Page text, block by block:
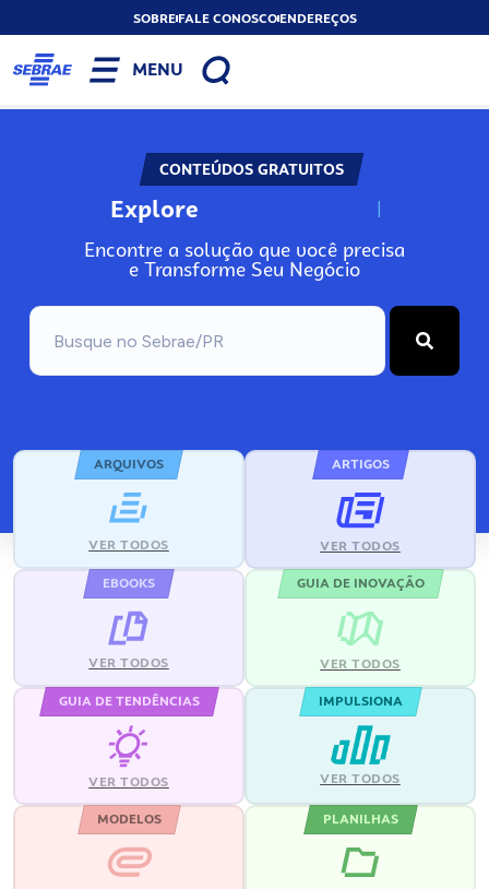
SOBREFALE CONOSCOENDEREÇOS
MENU
CONTEÚDOS GRATUITOS
Explore N
Encontre a solução que você precisa
e Transforme Seu Negócio
ARQUIVOS
VER TODOS
ARTIGOS
VER TODOS
EBOOKS
VER TODOS
GUIA DE INOVAÇÃO
VER TODOS
GUIA DE TENDÊNCIAS
VER TODOS
IMPULSIONA
VER TODOS
MODELOS PLANILHAS